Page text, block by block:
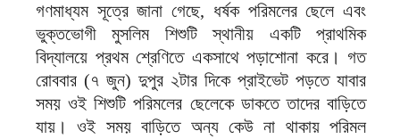
গণমাধ্যম সূত্রে জানা গেছে, ধর্ষক পরিমলের ছেলে এবং
ভুক্তভোগী মুসলিম শিশুটি স্থানীয় একটি প্রাথমিক
বিদ্যালয়ে প্রথম শ্রেণিতে একসাথে পড়াশোনা করে। গত
রোববার (৭ জুন) দুপুর ২টার দিকে প্রাইভেট পড়তে যাবার
সময় ওই শিশুটি পরিমলের ছেলেকে ডাকতে তাদের বাড়িতে
যায়। ওই সময় বাড়িতে অন্য কেউ না থাকায় পরিমল